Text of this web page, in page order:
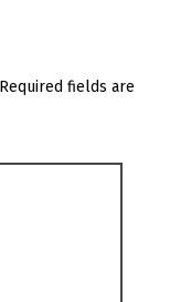
Required fields are